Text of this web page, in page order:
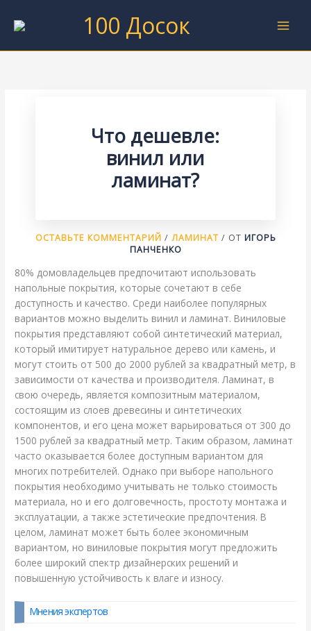
100 Досок
Что дешевле:
винил или
ламинат?
ОСТАВЬТЕ КОММЕНТАРИЙ / ЛАМИНАТ/ ОТ ИГОРЬ
ПАНЧЕНКО
80% домовладельцев предпочитают использовать
напольные покрытия, которые сочетают в себе
доступность и качество. Среди наиболее популярных
вариантов можно выделить винил и ламинат. Виниловые
покрытия представляют собой синтетический материал,
который имитирует натуральное дерево или камень, и
могут стоить от 500 до 2000 рублей за квадратный метр, в
зависимости от качества и производителя. Ламинат, в
свою очередь, является композитным материалом,
состоящим из слоев древесины и синтетических
компонентов, и его цена может варьироваться от 300 до
1500 рублей за квадратный метр. Таким образом, ламинат
часто оказывается более доступным вариантом для
многих потребителей. Однако при выборе напольного
покрытия необходимо учитывать не только стоимость
материала, но и его долговечность, простоту монтажа и
эксплуатации, а также эстетические предпочтения. В
целом, ламинат может быть более экономичным
вариантом, но виниловые покрытия могут предложить
более широкий спектр дизайнерских решений и
повышенную устойчивость к влаге и износу.
Мнения экспертов